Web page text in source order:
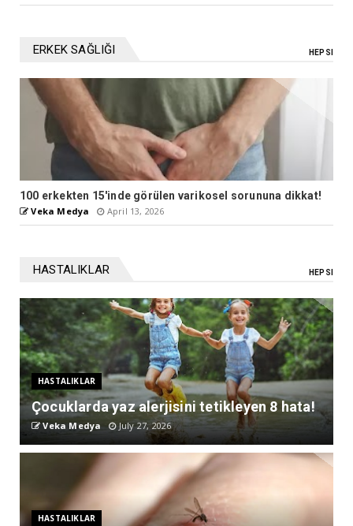
ERKEK SAĞLIĞI HEPSI
Her 4 erkekten 1'i prostat kanseri
Veka Medya March 03, 2026
HASTALIKLAR HEPSI
HASTALIKLAR
Çocuklarda yaz alerjisini tetikleyen 8 hata!
Veka Medya July 27, 2026
HASTALIKLAR